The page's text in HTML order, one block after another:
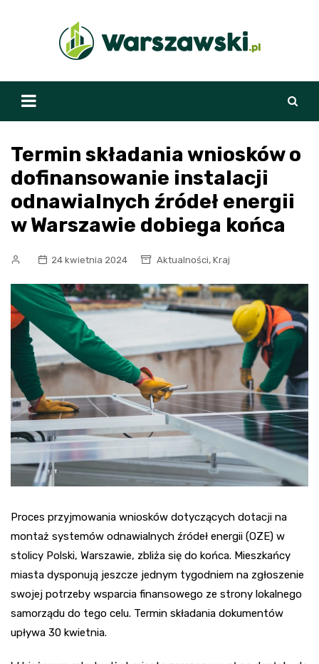
Termin składania wniosków o
dofinansowanie instalacji
odnawialnych źródeł energii
w Warszawie dobiega końca
24 kwietnia 2024 Aktualności, Kraj
Proces przyjmowania wniosków dotyczących dotacji na
montaż systemów odnawialnych źródeł energii (OZE) w
stolicy Polski, Warszawie, zbliża się do końca. Mieszkańcy
miasta dysponują jeszcze jednym tygodniem na zgłoszenie
swojej potrzeby wsparcia finansowego ze strony lokalnego
samorządu do tego celu. Termin składania dokumentów
upływa 30 kwietnia.